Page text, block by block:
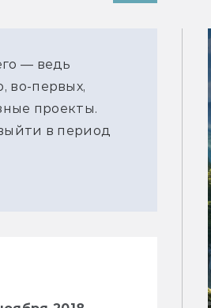
— ведь
во-первых,
проекты.
в период